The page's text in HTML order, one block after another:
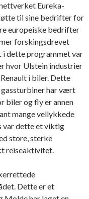
Eureka-
til sine bedrifter for
europeiske bedrifter
forskingsdrevet
i dette programmet var
hvor Ulstein industrier
i biler. Dette
har vært
biler og fly er annen
mange vellykkede
var dette et viktig
store, sterke
reiseaktivitet.
Dette er et